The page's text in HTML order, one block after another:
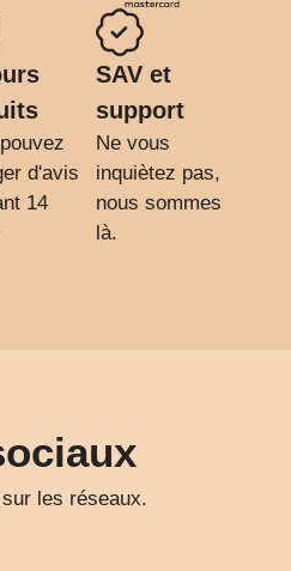
d'avis
14
SAV et
support
Ne vous
inquiètez pas,
nous sommes
là.
les réseaux.